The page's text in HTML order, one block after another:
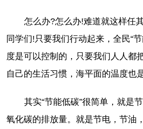
怎么办?怎么办!难道就这样任
同学们!只要我们行动起来，全民“
度是可以控制的，只要我们人人都
自己的生活习惯，海平面的温度也
其实“节能低碳”很简单，就是
氧化碳的排放量。就是节电，节油